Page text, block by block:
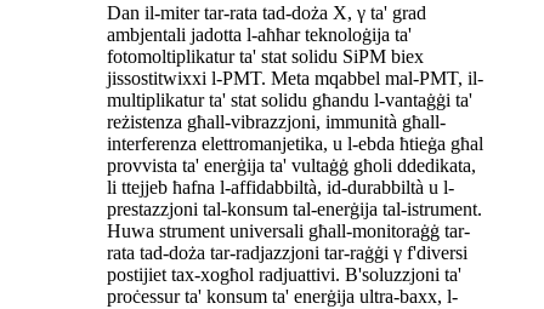
Dan il-miter tar-rata tad-doża X, γ ta' grad
ambjentali jadotta l-aħħar teknoloġija ta'
fotomoltiplikatur ta' stat solidu SiPM biex
jissostitwixxi l-PMT. Meta mqabbel mal-PMT, il-
multiplikatur ta' stat solidu għandu l-vantaġġi ta'
reżistenza għall-vibrazzjoni, immunità għall-
interferenza elettromanjetika, u l-ebda ħtieġa għal
provvista ta' enerġija ta' vultaġġ għoli ddedikata,
li ttejjeb ħafna l-affidabbiltà, id-durabbiltà u l-
prestazzjoni tal-konsum tal-enerġija tal-istrument.
Huwa strument universali għall-monitoraġġ tar-
rata tad-doża tar-radjazzjoni tar-raġġi γ f'diversi
postijiet tax-xogħol radjuattivi. B'soluzzjoni ta'
proċessur ta' konsum ta' enerġija ultra-baxx, l-